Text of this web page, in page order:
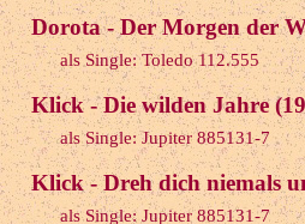
Dorota - Der Morgen der
als Single: Toledo 112.555
Klick - Die wilden Jahre
als Single: Jupiter 885131-7
Klick - Dreh dich niemals
als Single: Jupiter 885131-7